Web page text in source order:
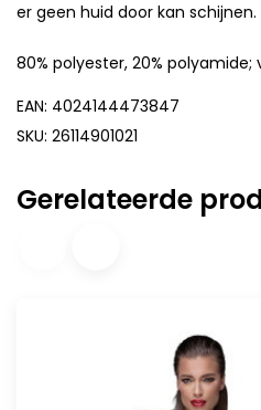
er geen huid door kan schijnen.
80% polyester, 20% polyamide;
EAN: 4024144473847
SKU: 26114901021
Gerelateerde